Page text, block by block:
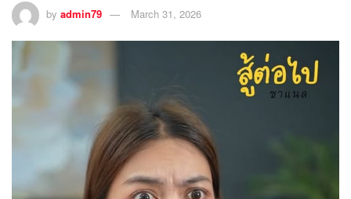
by admin79 March 31, 2026